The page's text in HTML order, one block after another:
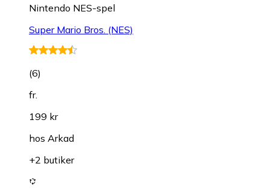
Nintendo NES-spel
Super Mario Bros. (NES)
(6)
fr.
199 kr
hos Arkad
+2 butiker